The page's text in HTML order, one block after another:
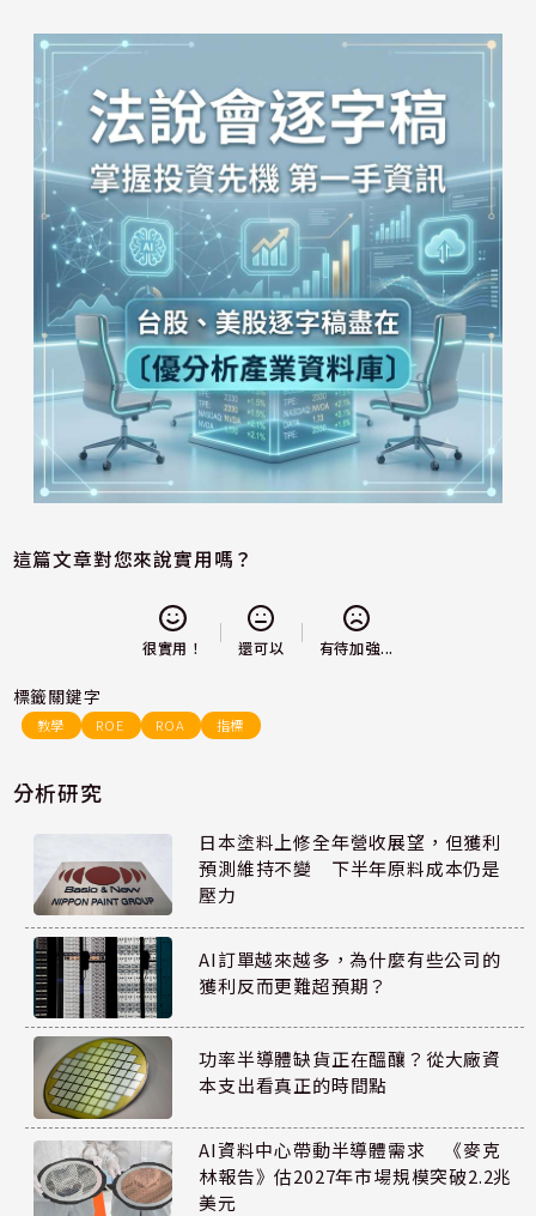
這篇文章對您來說實用嗎？
很實用！ 還可以 有待加強...
標籤關鍵字
教學 ROE ROA 指標
分析研究
日本塗料上修全年營收展望，但獲利
預測維持不變 下半年原料成本仍是
壓力
AI訂單越來越多，為什麼有些公司的
獲利反而更難超預期？
功率半導體缺貨正在醞釀？從大廠資
本支出看真正的時間點
AI資料中心帶動半導體需求 《麥克
林報告》估2027年市場規模突破2.2兆
美元